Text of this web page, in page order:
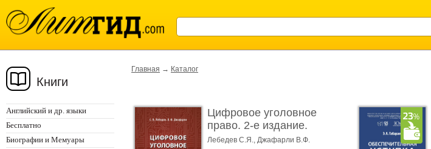
Книги
Английский и др. языки
Бесплатно
Биографии и Мемуары
Главная → Каталог
Цифровое уголовное
право. 2-е издание.
Монограф ...
Лебедев С.Я., Джафарли В.Ф.